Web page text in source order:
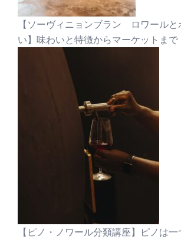
【ソーヴィニョンブラン ロワールと
い】味わいと特徴からマーケットまで
【ピノ・ノワール分類講座】ピノは